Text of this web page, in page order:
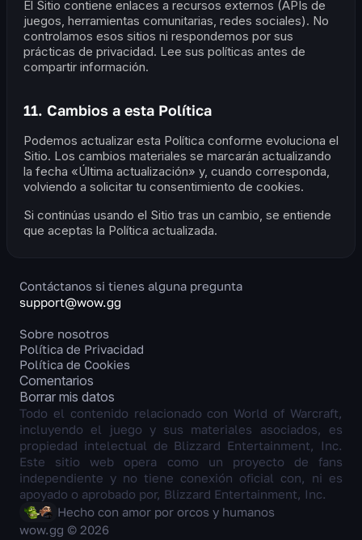
El Sitio contiene enlaces a recursos externos (APIs de
juegos, herramientas comunitarias, redes sociales). No
controlamos esos sitios ni respondemos por sus
prácticas de privacidad. Lee sus políticas antes de
compartir información.
11. Cambios a esta Política
Podemos actualizar esta Política conforme evoluciona el
Sitio. Los cambios materiales se marcarán actualizando
la fecha «Última actualización» y, cuando corresponda,
volviendo a solicitar tu consentimiento de cookies.
Si continúas usando el Sitio tras un cambio, se entiende
que aceptas la Política actualizada.
Contáctanos si tienes alguna pregunta
support@wow.gg
Sobre nosotros
Política de Privacidad
Política de Cookies
Comentarios
Borrar mis datos
Todo el contenido relacionado con World of Warcraft,
incluyendo el juego y sus materiales asociados, es
propiedad intelectual de Blizzard Entertainment, Inc.
Este sitio web opera como un proyecto de fans
independiente y no tiene conexión oficial con, ni es
apoyado o aprobado por, Blizzard Entertainment, Inc.
Hecho con amor por orcos y humanos
wow.gg © 2026